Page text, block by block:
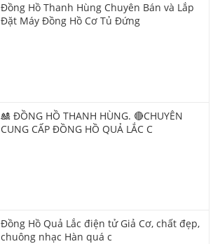
Đồng Hồ Thanh Hùng Chuyên Bán và Lắp
Đặt Máy Đồng Hồ Cơ Tủ Đứng
🎎 ĐỒNG HỒ THANH HÙNG. 🔴CHUYÊN
CUNG CẤP ĐỒNG HỒ QUẢ LẮC C
Đồng Hồ Quả Lắc điện tử Giả Cơ, chất đẹp,
chuông nhạc Hàn quá c